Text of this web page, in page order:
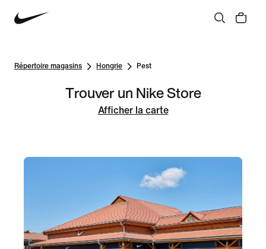
Répertoire magasins Hongrie Pest
Trouver un Nike Store
Afficher la carte